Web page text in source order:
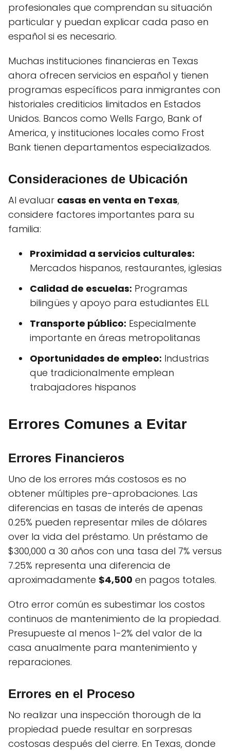
profesionales que comprendan su situación
particular y puedan explicar cada paso en
español si es necesario.
Muchas instituciones financieras en Texas
ahora ofrecen servicios en español y tienen
programas específicos para inmigrantes con
historiales crediticios limitados en Estados
Unidos. Bancos como Wells Fargo, Bank of
America, y instituciones locales como Frost
Bank tienen departamentos especializados.
Consideraciones de Ubicación
Al evaluar casas en venta en Texas,
considere factores importantes para su
familia:
Proximidad a servicios culturales:
Mercados hispanos, restaurantes, iglesias
Calidad de escuelas: Programas
bilingües y apoyo para estudiantes ELL
Transporte público: Especialmente
importante en áreas metropolitanas
Oportunidades de empleo: Industrias
que tradicionalmente emplean
trabajadores hispanos
Errores Comunes a Evitar
Errores Financieros
Uno de los errores más costosos es no
obtener múltiples pre-aprobaciones. Las
diferencias en tasas de interés de apenas
0.25% pueden representar miles de dólares
over la vida del préstamo. Un préstamo de
$300,000 a 30 años con una tasa del 7% versus
7.25% representa una diferencia de
aproximadamente $4,500 en pagos totales.
Otro error común es subestimar los costos
continuos de mantenimiento de la propiedad.
Presupueste al menos 1-2% del valor de la
casa anualmente para mantenimiento y
reparaciones.
Errores en el Proceso
No realizar una inspección thorough de la
propiedad puede resultar en sorpresas
costosas después del cierre. En Texas, donde